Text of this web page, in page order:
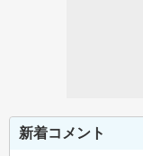
新着コメント